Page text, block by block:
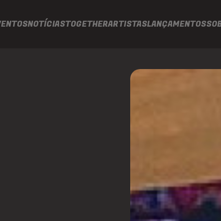
NOTÍCIASTOGETHERARTISTASLANÇAMENTOS